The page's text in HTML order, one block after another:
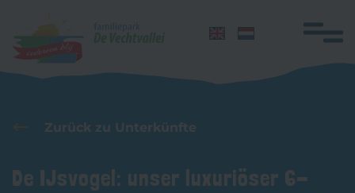
Home
Gruppen
Zurück zu Unterkünfte
De IJsvogel: unser luxuriöser 6-